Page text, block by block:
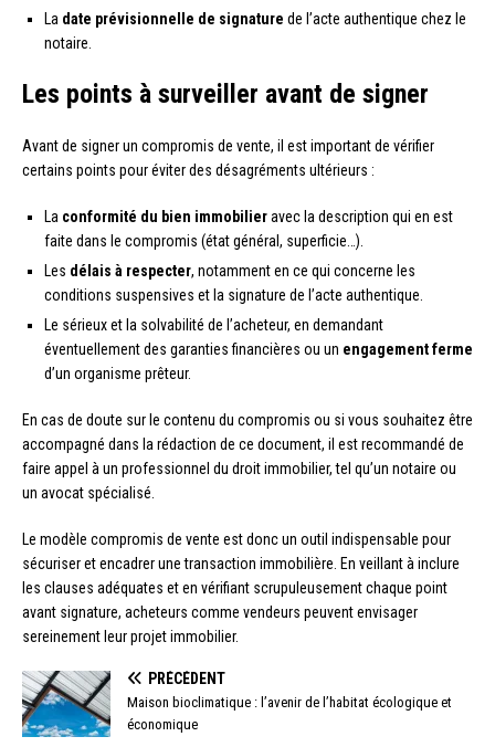
La date prévisionnelle de signature de l’acte authentique chez le
notaire.
Les points à surveiller avant de signer
Avant de signer un compromis de vente, il est important de vérifier
certains points pour éviter des désagréments ultérieurs :
La conformité du bien immobilieravec la description qui en est
faite dans le compromis (état général, superficie…).
Les délais à respecter, notamment en ce qui concerne les
conditions suspensives et la signature de l’acte authentique.
Le sérieux et la solvabilité de l’acheteur, en demandant
éventuellement des garanties financières ou un engagement ferme
d’un organisme prêteur.
En cas de doute sur le contenu du compromis ou si vous souhaitez être
accompagné dans la rédaction de ce document, il est recommandé de
faire appel à un professionnel du droit immobilier, tel qu’un notaire ou
un avocat spécialisé.
Le modèle compromis de vente est donc un outil indispensable pour
sécuriser et encadrer une transaction immobilière. En veillant à inclure
les clauses adéquates et en vérifiant scrupuleusement chaque point
avant signature, acheteurs comme vendeurs peuvent envisager
sereinement leur projet immobilier.
PRÉCÉDENT
Maison bioclimatique : l’avenir de l’habitat écologique et
économique